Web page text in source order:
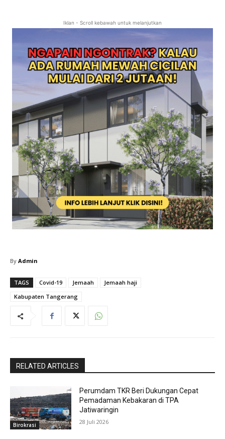
Iklan - Scroll kebawah untuk melanjutkan
By Admin
TAGS Covid-19 Jemaah
Jemaah haji
Kabupaten Tangerang
RELATED ARTICLES
Birokrasi
Perumdam TKR Beri Dukungan Cepat
Pemadaman Kebakaran di TPA
Jatiwaringin
28 Juli 2026